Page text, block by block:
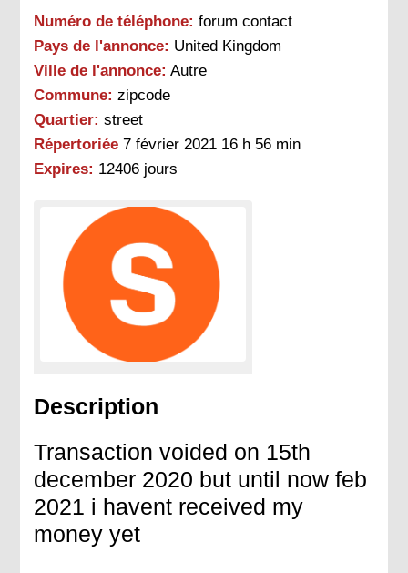
Numéro de téléphone: forum contact
Pays de l'annonce: United Kingdom
Ville de l'annonce: Autre
Commune: zipcode
Quartier: street
Répertoriée 7 février 2021 16 h 56 min
Expires: 12406 jours
Description
Transaction voided on 15th
december 2020 but until now feb
2021 i havent received my
money yet